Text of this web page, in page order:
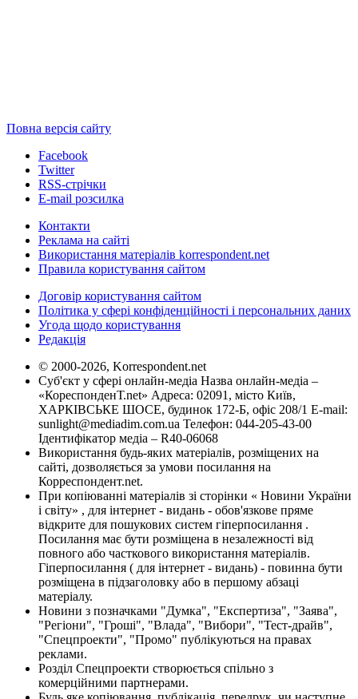
Повна версія сайту
Facebook
Twitter
RSS-стрічки
E-mail розсилка
Контакти
Реклама на сайті
Використання матеріалів korrespondent.net
Правила користування сайтом
Договір користування сайтом
Політика у сфері конфіденційності і персональних даних
Угода щодо користування
Редакція
© 2000-2026, Korrespondent.net
Суб'єкт у сфері онлайн-медіа Назва онлайн-медіа –
«КореспонденТ.net» Адреса: 02091, місто Київ,
ХАРКІВСЬКЕ ШОСЕ, будинок 172-Б, офіс 208/1 E-mail:
sunlight@mediadim.com.ua Телефон: 044-205-43-00
Ідентифікатор медіа – R40-06068
Використання будь-яких матеріалів, розміщених на
сайті, дозволяється за умови посилання на
Корреспондент.net.
При копіюванні матеріалів зі сторінки « Новини України
і світу» , для інтернет - видань - обов'язкове пряме
відкрите для пошукових систем гіперпосилання .
Посилання має бути розміщена в незалежності від
повного або часткового використання матеріалів.
Гіперпосилання ( для інтернет - видань) - повинна бути
розміщена в підзаголовку або в першому абзаці
матеріалу.
Новини з позначками "Думка", "Експертиза", "Заява",
"Регіони", "Гроші", "Влада", "Вибори", "Тест-драйв",
"Спецпроекти", "Промо" публікуються на правах
реклами.
Розділ Спецпроекти створюється спільно з
комерційними партнерами.